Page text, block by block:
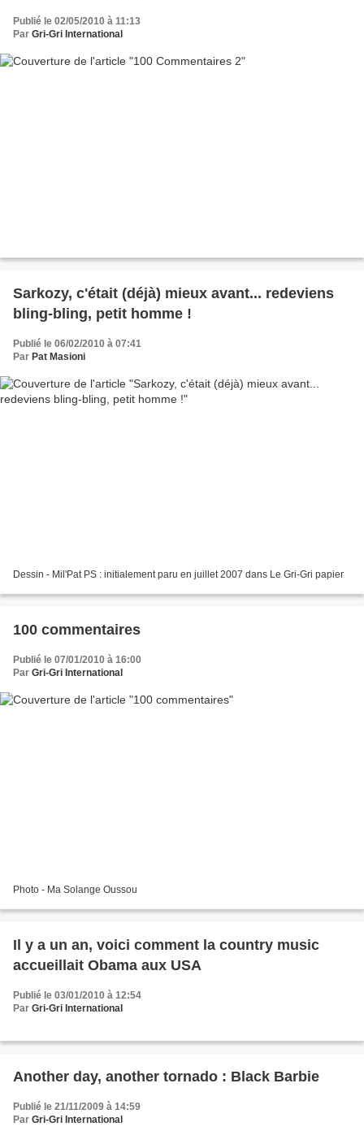
Publié le 02/05/2010 à 11:13
Par Gri-Gri International
Sarkozy, c'était (déjà) mieux avant... redeviens
bling-bling, petit homme !
Publié le 06/02/2010 à 07:41
Par Pat Masioni
Dessin - Mil'Pat PS : initialement paru en juillet 2007 dans Le Gri-Gri papier
100 commentaires
Publié le 07/01/2010 à 16:00
Par Gri-Gri International
Photo - Ma Solange Oussou
Il y a un an, voici comment la country music
accueillait Obama aux USA
Publié le 03/01/2010 à 12:54
Par Gri-Gri International
Another day, another tornado : Black Barbie
Publié le 21/11/2009 à 14:59
Par Gri-Gri International